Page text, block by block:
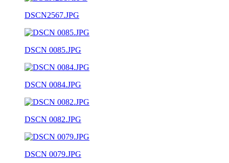
DSCN2567.JPG
DSCN 0085.JPG
DSCN 0084.JPG
DSCN 0082.JPG
DSCN 0079.JPG